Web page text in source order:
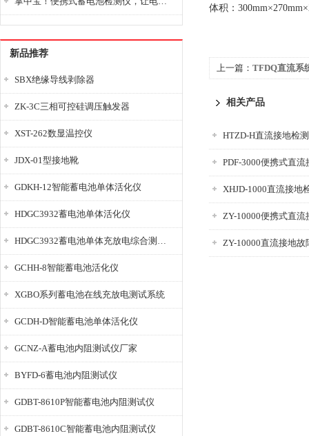
新品推荐
SBX绝缘导线剥除器
ZK-3C三相可控硅调压触发器
XST-262数显温控仪
JDX-01型接地靴
GDKH-12智能蓄电池单体活化仪
HDGC3932蓄电池单体活化仪
HDGC3932蓄电池单体充放电综合测试仪
GCHH-8智能蓄电池活化仪
XGBO系列蓄电池在线充放电测试系统
GCDH-D智能蓄电池单体活化仪
GCNZ-A蓄电池内阻测试仪厂家
BYFD-6蓄电池内阻测试仪
GDBT-8610P智能蓄电池内阻测试仪
GDBT-8610C智能蓄电池内阻测试仪
体积：
上一篇： TFDQ直流系
相关产品
HTZD-H直流接地检
PDF-3000便携式直
XHJD-1000直流接地
ZY-10000便携式直
ZY-10000直流接地故